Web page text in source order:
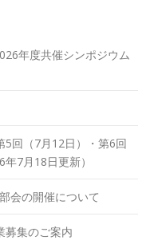
年度共催シンポジウム
5回（7月12日）・第6回
7月18日更新）
会の開催について
募集のご案内